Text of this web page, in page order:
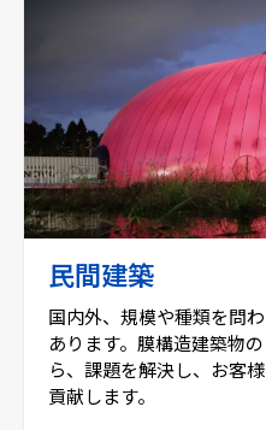
民間建築
国内外、規模や種類を問
あります。膜構造建築物
ら、課題を解決し、お客
貢献します。